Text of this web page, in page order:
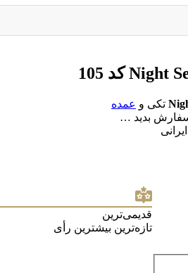
تکی و عمده
سفارش بدید …
قدیمی‌ترین
تازه‌ترین بیشترین رأی